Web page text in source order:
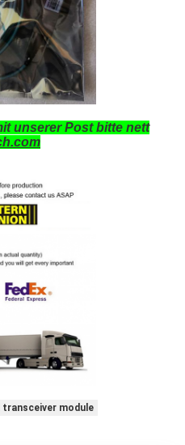
unserer Post bitte nett
module